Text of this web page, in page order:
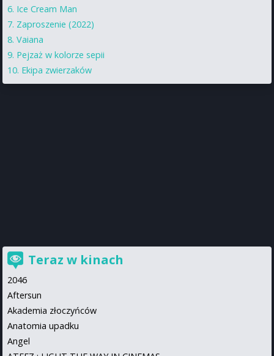
Ice Cream Man
Zaproszenie (2022)
Vaiana
Pejzaż w kolorze sepii
Ekipa zwierzaków
Teraz w kinach
2046
Aftersun
Akademia złoczyńców
Anatomia upadku
Angel